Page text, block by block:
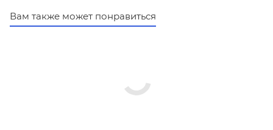
Вам также может понравиться